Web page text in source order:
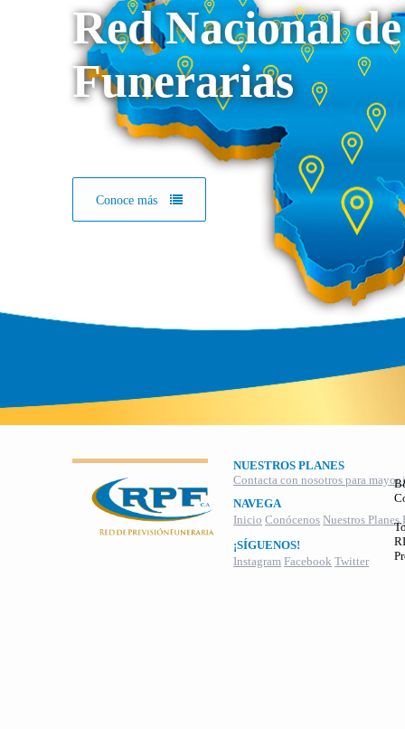
Red Nacional de
Funerarias
Conoce más
NUESTROS PLANES
Contacta con nosotros para
NAVEGA
Inicio Conócenos Nuestros Planes
¡SÍGUENOS!
Instagram Facebook Twitter